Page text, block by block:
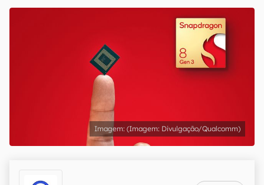
(Imagem: Divulgação/Qualcomm)